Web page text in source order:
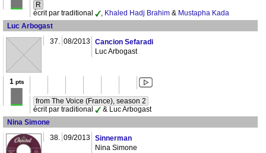
R
écrit par traditional
, Khaled Hadj Brahim & Mustapha Kada
Luc Arbogast
37. 08/2013 Cancion Sefaradi
Luc Arbogast
1 pts
from The Voice (France), season 2
écrit par traditional
& Luc Arbogast
Nina Simone
38. 09/2013 Sinnerman
Nina Simone